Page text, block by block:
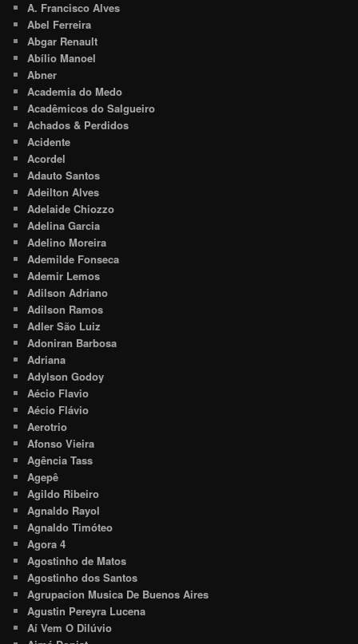
A. Francisco Alves
Abel Ferreira
Abgar Renault
Abílio Manoel
Abner
Academia do Medo
Acadêmicos do Salgueiro
Achados & Perdidos
Acidente
Acordel
Adauto Santos
Adeilton Alves
Adelaide Chiozzo
Adelina Garcia
Adelino Moreira
Ademilde Fonseca
Ademir Lemos
Adilson Adriano
Adilson Ramos
Adler São Luiz
Adoniran Barbosa
Adriana
Adylson Godoy
Aécio Flavio
Aécio Flávio
Aerotrio
Afonso Vieira
Agência Tass
Agepê
Agildo Ribeiro
Agnaldo Rayol
Agnaldo Timóteo
Agora 4
Agostinho de Matos
Agostinho dos Santos
Agrupacion Musica De Buenos Aires
Agustin Pereyra Lucena
Aí Vem O Dilúvio